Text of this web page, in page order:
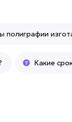
полиграфии
Какие